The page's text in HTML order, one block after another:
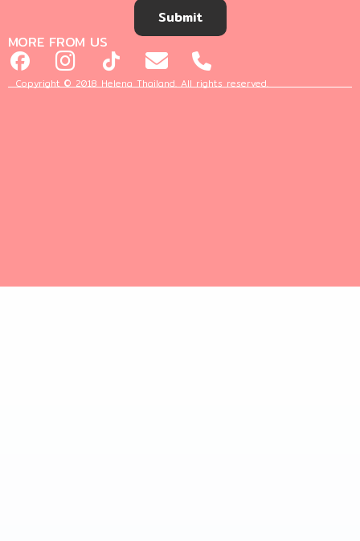
Submit
MORE FROM US
Copyright © 2018 Helena Thailand. All rights reserved.